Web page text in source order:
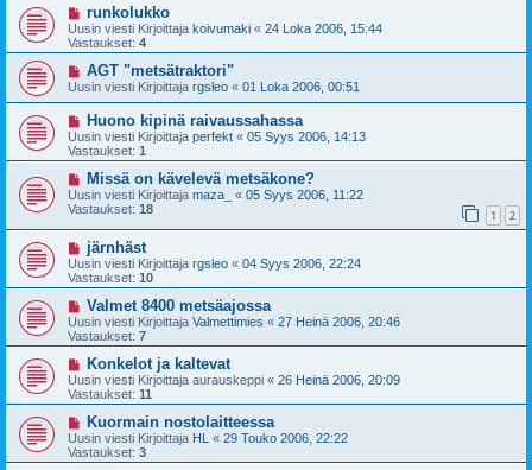
runkolukko
Uusin viesti Kirjoittaja koivumaki « 24 Loka 2006, 15:44
Vastaukset: 4
AGT "metsätraktori"
Uusin viesti Kirjoittaja rgsleo « 01 Loka 2006, 00:51
Huono kipinä raivaussahassa
Uusin viesti Kirjoittaja perfekt « 05 Syys 2006, 14:13
Vastaukset: 1
Missä on kävelevä metsäkone?
Uusin viesti Kirjoittaja maza_ « 05 Syys 2006, 11:22
Vastaukset: 18 1 2
järnhäst
Uusin viesti Kirjoittaja rgsleo « 04 Syys 2006, 22:24
Vastaukset: 10
Valmet 8400 metsäajossa
Uusin viesti Kirjoittaja Valmettimies « 27 Heinä 2006, 20:46
Vastaukset: 7
Konkelot ja kaltevat
Uusin viesti Kirjoittaja aurauskeppi « 26 Heinä 2006, 20:09
Vastaukset: 11
Kuormain nostolaitteessa
Uusin viesti Kirjoittaja HL « 29 Touko 2006, 22:22
Vastaukset: 3